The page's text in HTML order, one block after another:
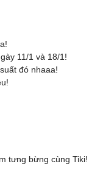
11/1 và 18/1!
đó nhaaa!
tưng bừng cùng Tiki!